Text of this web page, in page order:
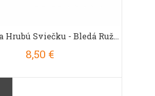
Krabica Na Hrubú Sviečku - Bledá Ružová
8,50 €